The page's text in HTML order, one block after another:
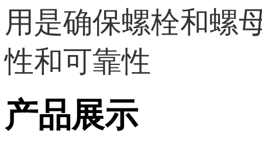
用是确保螺栓和螺
性和可靠性
产品展示